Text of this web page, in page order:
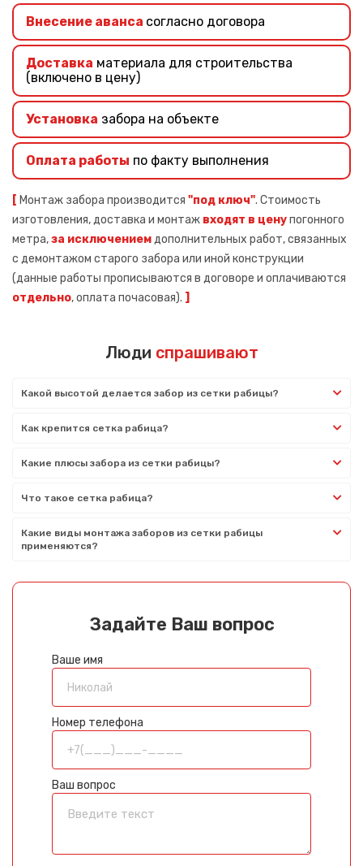
Внесение аванса согласно договора
Доставка материала для строительства
(включено в цену)
Установка забора на объекте
Оплата работы по факту выполнения
[ Монтаж забора производится "под ключ". Стоимость
изготовления, доставка и монтаж входят в ценупогонного
метра,за исключениемдополнительных работ, связанных
с демонтажом старого забора или иной конструкции
(данные работы прописываются в договоре и оплачиваются
отдельно, оплата почасовая). ]
Люди спрашивают
Какой высотой делается забор из сетки рабицы?
Как крепится сетка рабица?
Какие плюсы забора из сетки рабицы?
Что такое сетка рабица?
Какие виды монтажа заборов из сетки рабицы
применяются?
Задайте Ваш вопрос
Ваше имя
Номер телефона
Ваш вопрос